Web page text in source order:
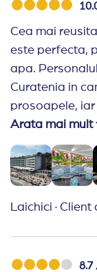
Cea mai
este perfecta,
apa. Personalul hotelului este foarte amabil!
Curatenia in
prosoapele,
Hotelul are tot
perfecta!
Recomand
contacta
urmatoarea
Arata mai mult
Laichici · Client